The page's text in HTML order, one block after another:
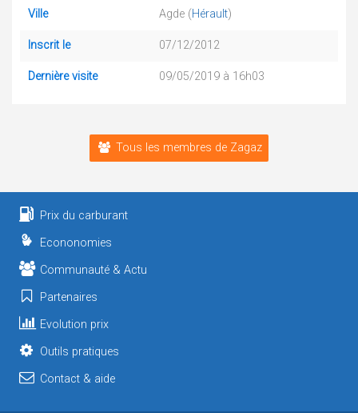
Ville Agde (Hérault)
Inscrit le 07/12/2012
Dernière visite 09/05/2019 à 16h03
Tous les membres de Zagaz
Prix du carburant
Econonomies
Communauté & Actu
Partenaires
Evolution prix
Outils pratiques
Contact & aide